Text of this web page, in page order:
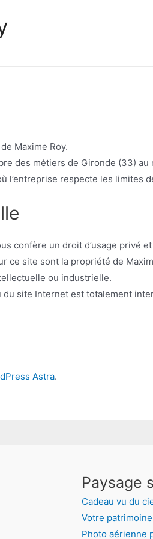
Maxime Roy.
des métiers de Gironde (33)
l’entreprise respecte les limites
confère un droit d’usage privé
ce site sont la propriété de
ou industrielle.
du site Internet est totalement
Astra.
Paysage
Cadeau vu du
Votre
Photo aérienne